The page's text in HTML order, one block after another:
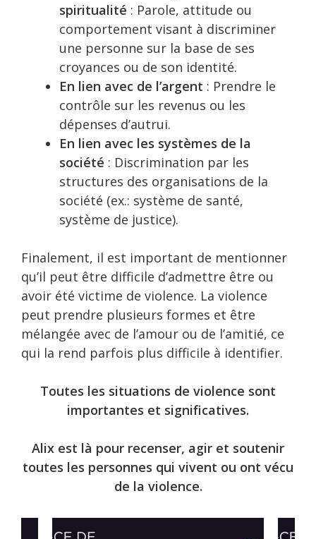
spiritualité : Parole, attitude ou
comportement visant à discriminer
une personne sur la base de ses
croyances ou de son identité.
En lien avec de l’argent : Prendre le
contrôle sur les revenus ou les
dépenses d’autrui.
En lien avec les systèmes de la
société : Discrimination par les
structures des organisations de la
société (ex.: système de santé,
système de justice).
Finalement, il est important de mentionner
qu’il peut être difficile d’admettre être ou
avoir été victime de violence. La violence
peut prendre plusieurs formes et être
mélangée avec de l’amour ou de l’amitié, ce
qui la rend parfois plus difficile à identifier.
Toutes les situations de violence sont
importantes et significatives.
Alix est là pour recenser, agir et soutenir
toutes les personnes qui vivent ou ont vécu
de la violence.